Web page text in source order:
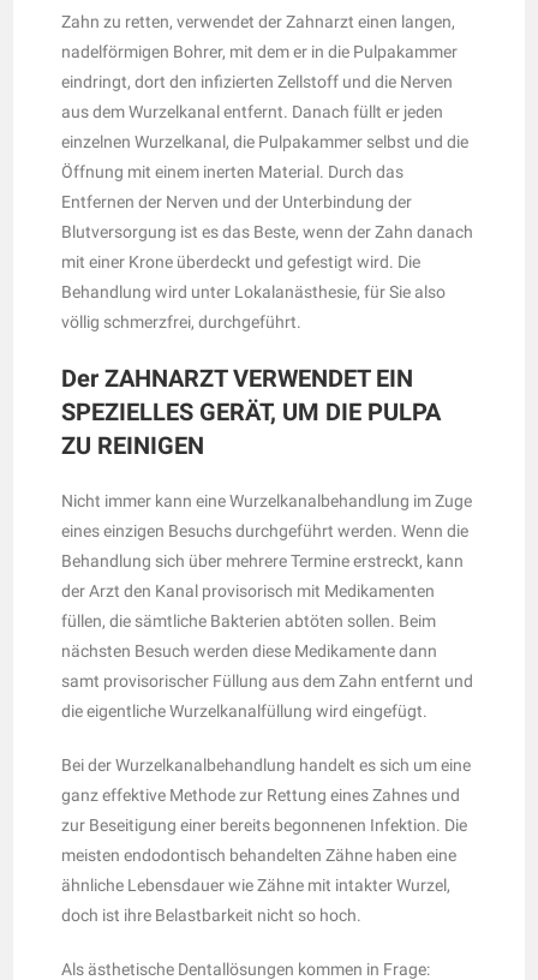
Zahn zu retten, verwendet der Zahnarzt einen langen,
nadelförmigen Bohrer, mit dem er in die Pulpakammer
eindringt, dort den infizierten Zellstoff und die Nerven
aus dem Wurzelkanal entfernt. Danach füllt er jeden
einzelnen Wurzelkanal, die Pulpakammer selbst und die
Öffnung mit einem inerten Material. Durch das
Entfernen der Nerven und der Unterbindung der
Blutversorgung ist es das Beste, wenn der Zahn danach
mit einer Krone überdeckt und gefestigt wird. Die
Behandlung wird unter Lokalanästhesie, für Sie also
völlig schmerzfrei, durchgeführt.
Der ZAHNARZT VERWENDET EIN
SPEZIELLES GERÄT, UM DIE PULPA
ZU REINIGEN
Nicht immer kann eine Wurzelkanalbehandlung im Zuge
eines einzigen Besuchs durchgeführt werden. Wenn die
Behandlung sich über mehrere Termine erstreckt, kann
der Arzt den Kanal provisorisch mit Medikamenten
füllen, die sämtliche Bakterien abtöten sollen. Beim
nächsten Besuch werden diese Medikamente dann
samt provisorischer Füllung aus dem Zahn entfernt und
die eigentliche Wurzelkanalfüllung wird eingefügt.
Bei der Wurzelkanalbehandlung handelt es sich um eine
ganz effektive Methode zur Rettung eines Zahnes und
zur Beseitigung einer bereits begonnenen Infektion. Die
meisten endodontisch behandelten Zähne haben eine
ähnliche Lebensdauer wie Zähne mit intakter Wurzel,
doch ist ihre Belastbarkeit nicht so hoch.
Als ästhetische Dentallösungen kommen in Frage: